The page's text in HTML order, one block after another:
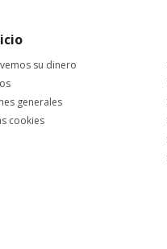
su dinero
generales
cookies